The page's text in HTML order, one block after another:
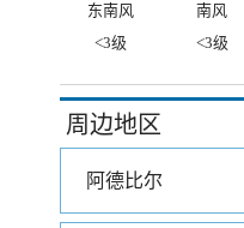
东南风 南风
<3级
<3级
周边地区
阿德比尔